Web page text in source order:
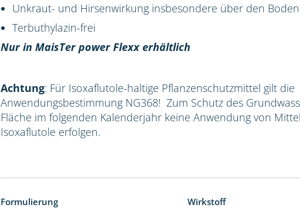
Unkraut- und Hirsenwirkung insbesondere über den Boden
Terbuthylazin-frei
Nur in MaisTer power Flexx erhältlich
Achtung: Für Isoxaflutole-haltige Pflanzenschutzmittel gilt die
Anwendungsbestimmung NG368! Zum Schutz des
Fläche im folgenden Kalenderjahr keine Anwendung von
Isoxaflutole erfolgen.
Formulierung Wirkstoff